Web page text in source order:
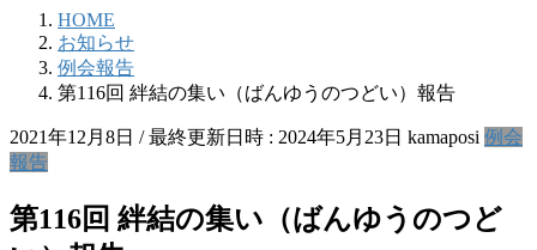
HOME
お知らせ
例会報告
第116回 絆結の集い（ばんゆうのつどい）報告
2021年12月8日 / 最終更新日時 : 2024年5月23日 kamaposi 例会
報告
第116回 絆結の集い（ばんゆうのつど